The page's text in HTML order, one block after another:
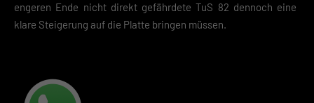
engeren Ende nicht direkt gefährdete TuS 82 dennoch eine
klare Steigerung auf die Platte bringen müssen.